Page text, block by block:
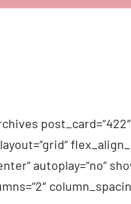
autoplay=“no“